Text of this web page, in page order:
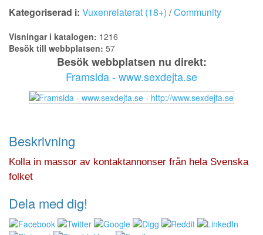
Kategoriserad i: Vuxenrelaterat (18+) /Community
Visningar i katalogen: 1216
Besök till webbplatsen: 57
Besök webbplatsen nu direkt:
Framsida - www.sexdejta.se
Beskrivning
Kolla in massor av kontaktannonser från hela Svenska
folket
Dela med dig!